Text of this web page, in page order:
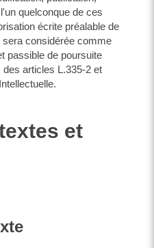
quelconque de ces
écrite préalable de
sera considérée comme
passible de poursuite
articles L.335-2 et
et